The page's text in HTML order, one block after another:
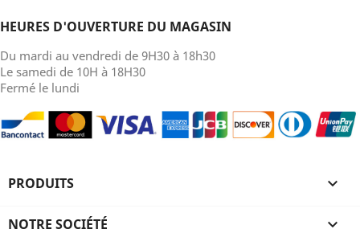
HEURES D'OUVERTURE DU MAGASIN
Du mardi au vendredi de 9H30 à 18h30
Le samedi de 10H à 18H30
Fermé le lundi
PRODUITS 
NOTRE SOCIÉTÉ 